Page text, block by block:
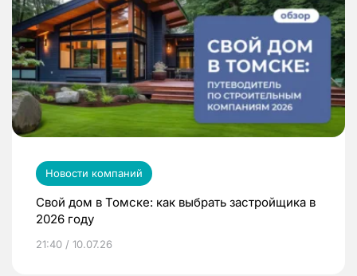
Новости компаний
Свой дом в Томске: как выбрать застройщика в
2026 году
21:40 / 10.07.26